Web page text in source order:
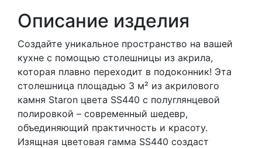
Описание изделия
Создайте уникальное пространство на вашей
кухне с помощью столешницы из акрила,
которая плавно переходит в подоконник! Эта
столешница площадью 3 м² из акрилового
камня Staron цвета SS440 с полуглянцевой
полировкой – современный шедевр,
объединяющий практичность и красоту.
Изящная цветовая гамма SS440 создаст